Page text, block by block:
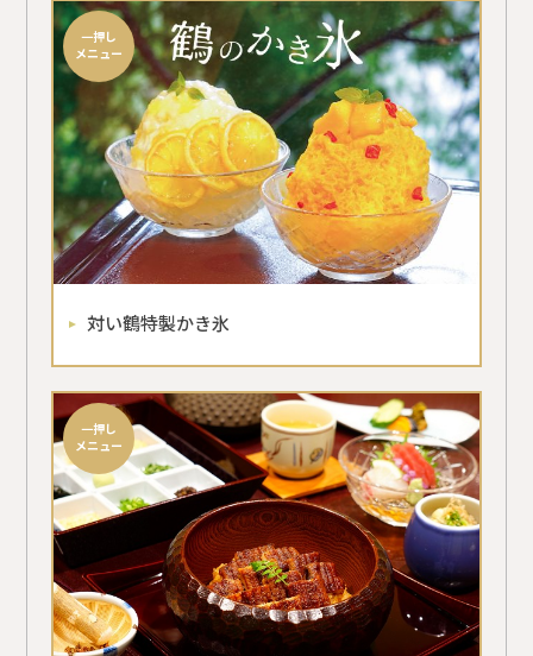
一押し
メニュー
対い鶴特製かき氷
一押し
メニュー